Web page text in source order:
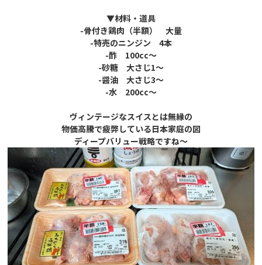
▼材料・道具
-骨付き鶏肉（半額） 大量
-特売のニンジン 4本
-酢 100cc～
-砂糖 大さじ1～
-醤油 大さじ3～
-水 200cc～
ヴィンテージなスイスとは無縁の
物価高騰で疲弊している日本家庭の図
ディープバリュー戦略ですね～